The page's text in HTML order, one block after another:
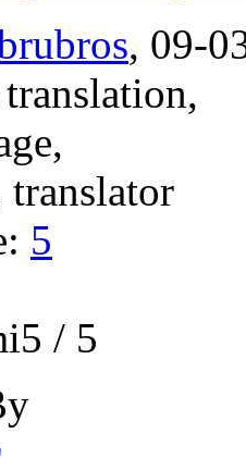
, 09-
5
/ 5